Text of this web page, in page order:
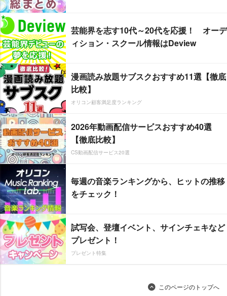
芸能界を志す10代～20代を応援！ オーデ
ィション・スクール情報はDeview
漫画読み放題サブスクおすすめ11選【徹底
比較】
オリコン顧客満足度ランキング
2026年動画配信サービスおすすめ40選
【徹底比較】
CS動画配信サービス20選
毎週の音楽ランキングから、ヒットの推移
をチェック！
試写会、登壇イベント、サインチェキなど
プレゼント！
プレゼント特集
このページのトップへ